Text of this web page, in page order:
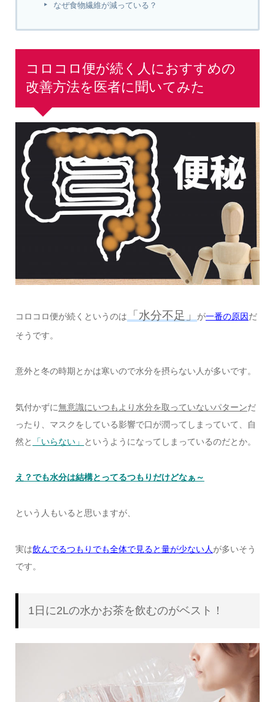
なぜ食物繊維が減っている？
コロコロ便が続く人におすすめの
改善方法を医者に聞いてみた
コロコロ便が続くというのは 「水分不足」 が一番の原因だ
そうです。
意外と冬の時期とかは寒いので水分を摂らない人が多いです。
気付かずに無意識にいつもより水分を取っていないパターンだ
ったり、マスクをしている影響で口が潤ってしまっていて、自
然と
「いらない」 というようになってしまっているのだとか。
え？でも水分は結構とってるつもりだけどなぁ～
という人もいると思いますが、
実は飲んでるつもりでも全体で見ると量が少ない人 が多いそう
です。
1日に2Lの水かお茶を飲むのがベスト！